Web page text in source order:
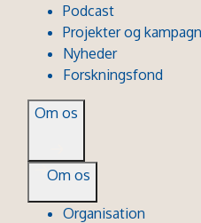
Podcast
Projekter og
Nyheder
Forskningsfond
Om os
Om os
Organisation